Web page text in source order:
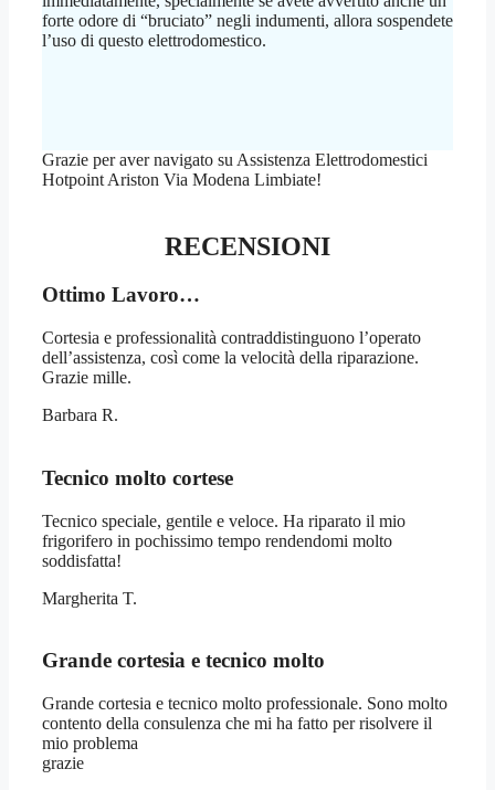
forte odore di “bruciato” negli indumenti, allora sospendete
l’uso di questo elettrodomestico.
Grazie per aver navigato su Assistenza Elettrodomestici
Hotpoint Ariston Via Modena Limbiate!
RECENSIONI
Ottimo Lavoro…
Cortesia e professionalità contraddistinguono l’operato
dell’assistenza, così come la velocità della riparazione.
Grazie mille.
Barbara R.
Tecnico molto cortese
Tecnico speciale, gentile e veloce. Ha riparato il mio
frigorifero in pochissimo tempo rendendomi molto
soddisfatta!
Margherita T.
Grande cortesia e tecnico molto
Grande cortesia e tecnico molto professionale. Sono molto
contento della consulenza che mi ha fatto per risolvere il
mio problema
grazie